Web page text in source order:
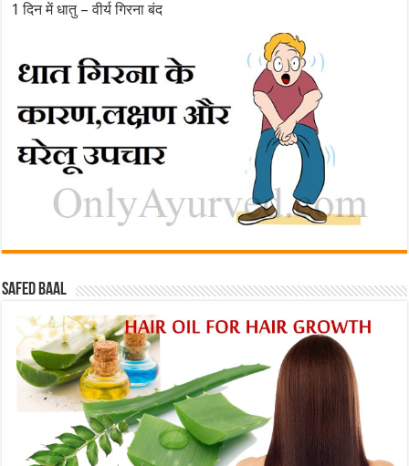
1 दिन में धातु – वीर्य गिरना बंद
Safed baal